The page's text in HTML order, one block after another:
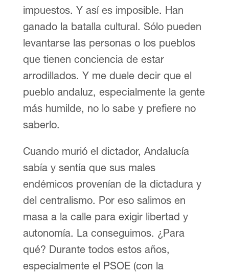
impuestos. Y así es imposible. Han
ganado la batalla cultural. Sólo pueden
levantarse las personas o los pueblos
que tienen conciencia de estar
arrodillados. Y me duele decir que el
pueblo andaluz, especialmente la gente
más humilde, no lo sabe y prefiere no
saberlo.
Cuando murió el dictador, Andalucía
sabía y sentía que sus males
endémicos provenían de la dictadura y
del centralismo. Por eso salimos en
masa a la calle para exigir libertad y
autonomía. La conseguimos. ¿Para
qué? Durante todos estos años,
especialmente el PSOE (con la